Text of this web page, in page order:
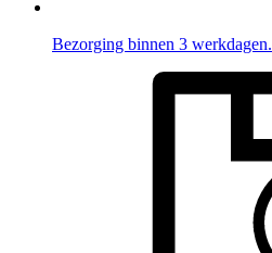
Bezorging binnen 3 werkdagen.